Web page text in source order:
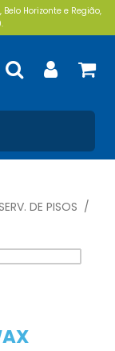
Horizonte e Região,
DE PISOS